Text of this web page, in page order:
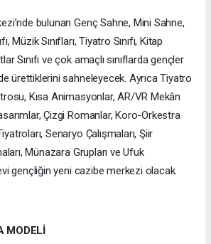
bulunan Genç Sahne, Mini Sahne,
Müzik Sınıfları, Tiyatro Sınıfı, Kitap
Sınıfı ve çok amaçlı sınıflarda gençler
ürettiklerini sahneleyecek. Ayrıca Tiyatro
Kısa Animasyonlar, AR/VR Mekân
Çizgi Romanlar, Koro-Orkestra
Senaryo Çalışmaları, Şiir
Münazara Grupları ve Ufuk
gençliğin yeni cazibe merkezi olacak.
MODELİ